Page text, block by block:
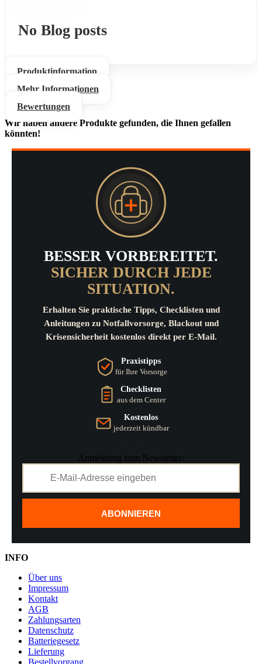
No Blog posts
Produktinformation
Mehr Informationen
Bewertungen
Wir haben andere Produkte gefunden, die Ihnen gefallen
könnten!
BESSER VORBEREITET.
SICHER DURCH JEDE
SITUATION.
Erhalten Sie praktische Tipps, Checklisten und
Anleitungen zu Notfallvorsorge, Blackout und
Krisensicherheit kostenlos direkt per E-Mail.
Praxistipps
für Ihre Vorsorge
Checklisten
aus dem Center
Kostenlos
jederzeit kündbar
Anmeldung zum Newsletter:
ABONNIEREN
INFO
Über uns
Impressum
Kontakt
AGB
Zahlungsarten
Datenschutz
Batteriegesetz
Lieferung